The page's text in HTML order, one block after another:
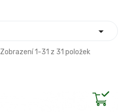

Zobrazení 1-31 z 31 položek